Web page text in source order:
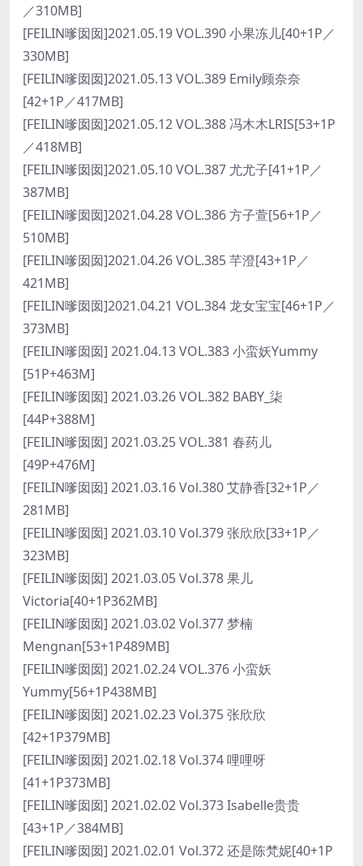
／310MB]
[FEILIN嗲囡囡]2021.05.19 VOL.390 小果冻儿[40+1P／
330MB]
[FEILIN嗲囡囡]2021.05.13 VOL.389 Emily顾奈奈
[42+1P／417MB]
[FEILIN嗲囡囡]2021.05.12 VOL.388 冯木木LRIS[53+1P
／418MB]
[FEILIN嗲囡囡]2021.05.10 VOL.387 尤尤子[41+1P／
387MB]
[FEILIN嗲囡囡]2021.04.28 VOL.386 方子萱[56+1P／
510MB]
[FEILIN嗲囡囡]2021.04.26 VOL.385 芊澄[43+1P／
421MB]
[FEILIN嗲囡囡]2021.04.21 VOL.384 龙女宝宝[46+1P／
373MB]
[FEILIN嗲囡囡] 2021.04.13 VOL.383 小蛮妖Yummy
[51P+463M]
[FEILIN嗲囡囡] 2021.03.26 VOL.382 BABY_柒
[44P+388M]
[FEILIN嗲囡囡] 2021.03.25 VOL.381 春药儿
[49P+476M]
[FEILIN嗲囡囡] 2021.03.16 Vol.380 艾静香[32+1P／
281MB]
[FEILIN嗲囡囡] 2021.03.10 Vol.379 张欣欣[33+1P／
323MB]
[FEILIN嗲囡囡] 2021.03.05 Vol.378 果儿
Victoria[40+1P362MB]
[FEILIN嗲囡囡] 2021.03.02 Vol.377 梦楠
Mengnan[53+1P489MB]
[FEILIN嗲囡囡] 2021.02.24 VOL.376 小蛮妖
Yummy[56+1P438MB]
[FEILIN嗲囡囡] 2021.02.23 Vol.375 张欣欣
[42+1P379MB]
[FEILIN嗲囡囡] 2021.02.18 Vol.374 哩哩呀
[41+1P373MB]
[FEILIN嗲囡囡] 2021.02.02 Vol.373 Isabelle贵贵
[43+1P／384MB]
[FEILIN嗲囡囡] 2021.02.01 Vol.372 还是陈梵妮[40+1P